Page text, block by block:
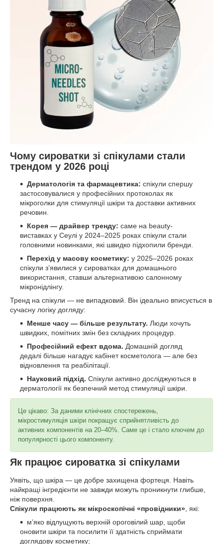
Чому сироватки зі спікулами стали
трендом у 2026 році
Дерматологія та фармацевтика: спікули спершу
застосовувалися у професійних протоколах як
мікроголки для стимуляції шкіри та доставки активних
речовин.
Корея — драйвер тренду: саме на beauty-
виставках у Сеулі у 2024–2025 роках спікули стали
головними новинками, які швидко підхопили бренди.
Перехід у масову косметику: у 2025–2026 роках
спікули зʼявилися у сироватках для домашнього
використання, ставши альтернативою салонному
мікронідлінгу.
Тренд на спікули — не випадковий. Він ідеально вписується в
сучасну логіку догляду:
Менше часу — більше результату. Люди хочуть
швидких, помітних змін без складних процедур.
Професійний ефект вдома. Домашній догляд
дедалі більше нагадує кабінет косметолога — але без
відновлення та реабілітації.
Науковий підхід. Спікули активно досліджуються в
дерматології як безпечний метод стимуляції шкіри.
Це цікаво: За даними клінічних спостережень,
мікростимуляція шкіри покращує сприйнятливість до
активних компонентів на 20–40%. Саме це і стало ключем до
популярності цього компоненту.
Як працює сироватка зі спікулами
Уявіть, що шкіра — це добре захищена фортеця. Навіть
найкращі інгредієнти не завжди можуть проникнути глибше,
ніж поверхня.
Спікули працюють як мікроскопічні «провідники» , які:
мʼяко відлущують верхній ороговілий шар, щоби
оновити шкіри та посилити її здатність сприймати
доглядову косметику;